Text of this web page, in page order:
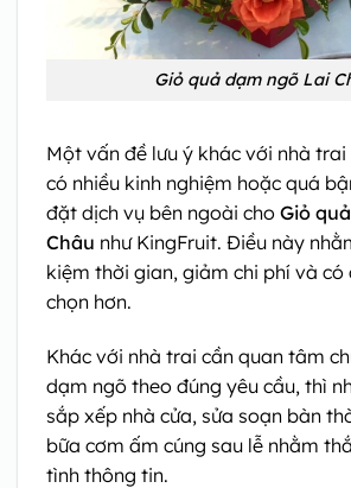
Giỏ quả dạm ngõ Lai
Một vấn đề lưu ý khác với nhà trai
có nhiều kinh nghiệm hoặc quá
đặt dịch vụ bên ngoài cho Giỏ
Châu như KingFruit. Điều này
kiệm thời gian, giảm chi phí và có
chọn hơn.
Khác với nhà trai cần quan tâm
dạm ngõ theo đúng yêu cầu, thì
sắp xếp nhà cửa, sửa soạn bàn
bữa cơm ấm cúng sau lễ nhằm
tình thông tin.